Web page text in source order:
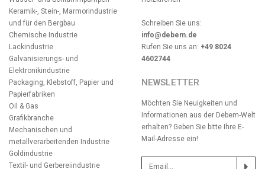
Keramik-, Stein-, Marmorindustrie
und für den Bergbau
Chemische Industrie
Lackindustrie
Galvanisierungs- und
Elektronikindustrie
Packaging, Klebstoff, Papier und
Papierfabriken
Oil & Gas
Grafikbranche
Mechanischen und
metallverarbeitenden Industrie
Goldindustrie
Textil- und Gerbereiindustrie
Schreiben Sie uns:
info@debem.de
Rufen Sie uns an: +49 8024
4602744
NEWSLETTER
Möchten Sie Neuigkeiten und
Informationen aus der Debem-Welt
erhalten? Geben Sie bitte Ihre E-
Mail-Adresse ein!